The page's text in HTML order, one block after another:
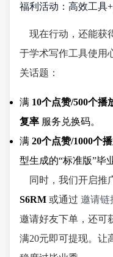
福利活动：高效工具
现在行动，还能获
于学术写作工具使用
关话题：
满 10个点赞/500个播
复率 服务兑换码。
满 20个点赞/1000个
型生成的“标准版”毕
同时，我们开启推
S6RM 或通过 邀请链
邀请好友下单，还可
满20元即可提现。让